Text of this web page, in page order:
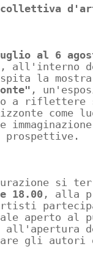
al 6
, all'interno
la
,
a riflettere
come
prospettive.
si
18.00 , alla
aperto al
all'apertura
gli autori